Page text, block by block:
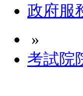
政府服
»
考試院